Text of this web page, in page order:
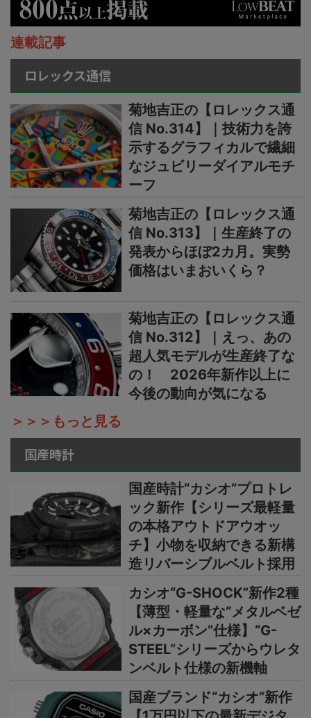
連載記事
ロレックス通信
菊地吉正の【ロレックス通
信 No.314】｜技術力を誇
示するグラフィカルで繊細
なジュビリーダイアルモチ
ーフ
菊地吉正の【ロレックス通
信 No.313】｜生産終了の
発表からほぼ2カ月。実勢
価格はいまおいくら？
菊地吉正の【ロレックス通
信 No.312】｜えっ、あの
超人気モデルが生産終了な
の！ 2026年新作以上に
今後の動向が気になる
＞＞＞もっと見る
国産時計
国産時計“カシオ”プロトレ
ック新作【シリーズ最軽量
の本格アウトドアウオッ
チ】小物を収納できる新構
造リバーシブルベルト採用
カシオ“G-SHOCK”新作2種
【薄型・軽量な“メタルベゼ
ル×カーボン”仕様】“G-
STEEL”シリーズからウレタ
ンベルト仕様の新機軸
国産ブランド“カシオ”新作